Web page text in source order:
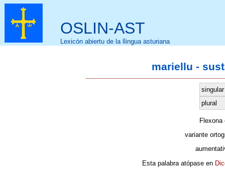
OSLIN-AST
Lexicón abiertu de la llingua asturiana
mariellu -
singular
plural
variante
Esta palabra atópase en